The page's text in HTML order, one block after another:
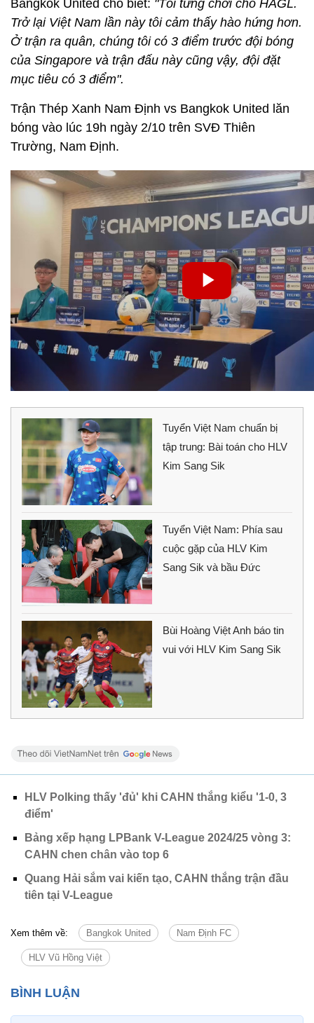
Bangkok United cho biết: "Tôi từng chơi cho HAGL.
Trở lại Việt Nam lần này tôi cảm thấy hào hứng hơn.
Ở trận ra quân, chúng tôi có 3 điểm trước đội bóng
của Singapore và trận đấu này cũng vậy, đội đặt
mục tiêu có 3 điểm".
Trận Thép Xanh Nam Định vs Bangkok United lăn
bóng vào lúc 19h ngày 2/10 trên SVĐ Thiên
Trường, Nam Định.
Tuyển Việt Nam chuẩn bị
tập trung: Bài toán cho HLV
Kim Sang Sik
Tuyển Việt Nam: Phía sau
cuộc gặp của HLV Kim
Sang Sik và bầu Đức
Bùi Hoàng Việt Anh báo tin
vui với HLV Kim Sang Sik
HLV Polking thấy 'đủ' khi CAHN thắng kiểu '1-0, 3
điểm'
Bảng xếp hạng LPBank V-League 2024/25 vòng 3:
CAHN chen chân vào top 6
Quang Hải sắm vai kiến tạo, CAHN thắng trận đầu
tiên tại V-League
Xem thêm về: Bangkok United Nam Định FC
HLV Vũ Hồng Việt